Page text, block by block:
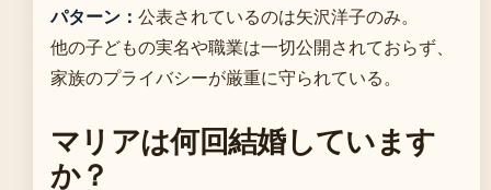
パターン： 公表されているのは矢沢洋子のみ。
他の子どもの実名や職業は一切公開されておらず、
家族のプライバシーが厳重に守られている。
マリアは何回結婚しています
か？